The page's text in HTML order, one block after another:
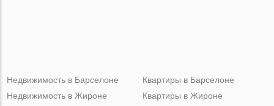
Недвижимость в Барселоне
Недвижимость в Жироне
Квартиры в Барселоне
Квартиры в Жироне